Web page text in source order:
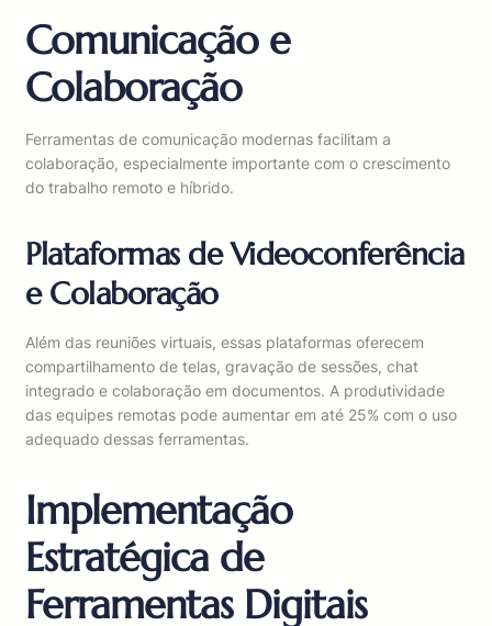
Comunicação e
Colaboração
Ferramentas de comunicação modernas facilitam a
colaboração, especialmente importante com o crescimento
do trabalho remoto e híbrido.
Plataformas de Videoconferência
e Colaboração
Além das reuniões virtuais, essas plataformas oferecem
compartilhamento de telas, gravação de sessões, chat
integrado e colaboração em documentos. A produtividade
das equipes remotas pode aumentar em até 25% com o uso
adequado dessas ferramentas.
Implementação
Estratégica de
Ferramentas Digitais